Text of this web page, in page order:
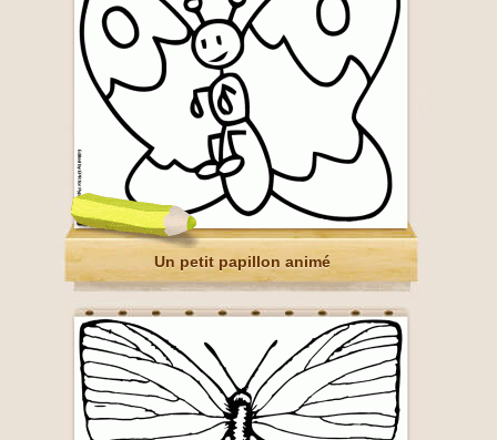
Un petit papillon animé